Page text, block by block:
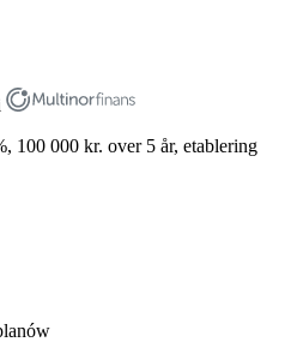
100 000 kr. over 5 år, etablering